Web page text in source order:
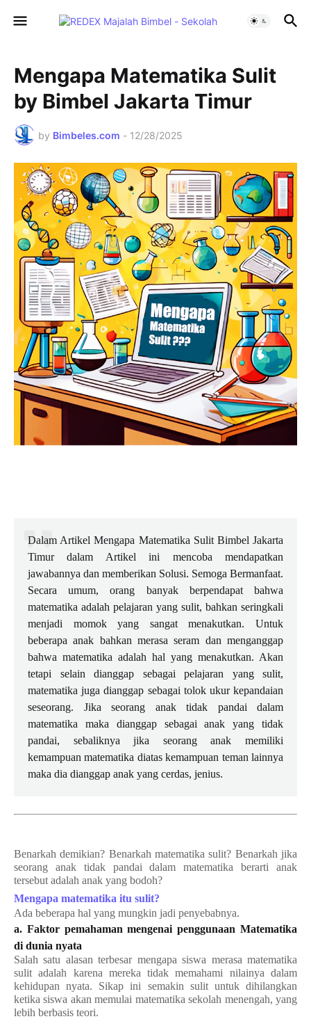
Mengapa Matematika Sulit
by Bimbel Jakarta Timur
by Bimbeles.com - 12/28/2025
Dalam Artikel Mengapa Matematika Sulit Bimbel Jakarta
Timur dalam Artikel ini mencoba mendapatkan
jawabannya dan memberikan Solusi. Semoga Bermanfaat.
Secara umum, orang banyak berpendapat bahwa
matematika adalah pelajaran yang sulit, bahkan seringkali
menjadi momok yang sangat menakutkan. Untuk
beberapa anak bahkan merasa seram dan menganggap
bahwa matematika adalah hal yang menakutkan. Akan
tetapi selain dianggap sebagai pelajaran yang sulit,
matematika juga dianggap sebagai tolok ukur kepandaian
seseorang. Jika seorang anak tidak pandai dalam
matematika maka dianggap sebagai anak yang tidak
pandai, sebaliknya jika seorang anak memiliki
kemampuan matematika diatas kemampuan teman lainnya
maka dia dianggap anak yang cerdas, jenius.
Benarkah demikian? Benarkah matematika sulit? Benarkah jika
seorang anak tidak pandai dalam matematika berarti anak
tersebut adalah anak yang bodoh?
Mengapa matematika itu sulit?
Ada beberapa hal yang mungkin jadi penyebabnya.
a. Faktor pemahaman mengenai penggunaan Matematika
di dunia nyata
Salah satu alasan terbesar mengapa siswa merasa matematika
sulit adalah karena mereka tidak memahami nilainya dalam
kehidupan nyata. Sikap ini semakin sulit untuk dihilangkan
ketika siswa akan memulai matematika sekolah menengah, yang
lebih berbasis teori.